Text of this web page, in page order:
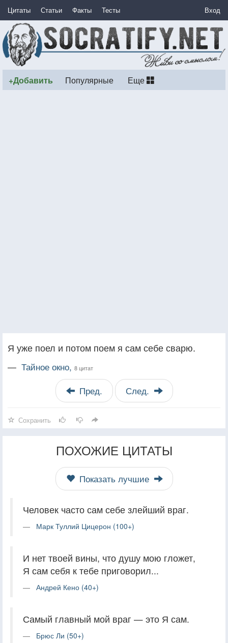
Цитаты Статьи Факты Тесты Вход
+Добавить Популярные Еще
Я уже поел и потом поем я сам себе сварю.
— Тайное окно, 8 цитат
Пред. След.
Сохранить
ПОХОЖИЕ ЦИТАТЫ
Показать лучшие
Человек часто сам себе злейший враг.
Марк Туллий Цицерон (100+)
И нет твоей вины, что душу мою гложет,
Я сам себя к тебе приговорил...
Андрей Кено (40+)
Самый главный мой враг — это Я сам.
Брюс Ли (50+)